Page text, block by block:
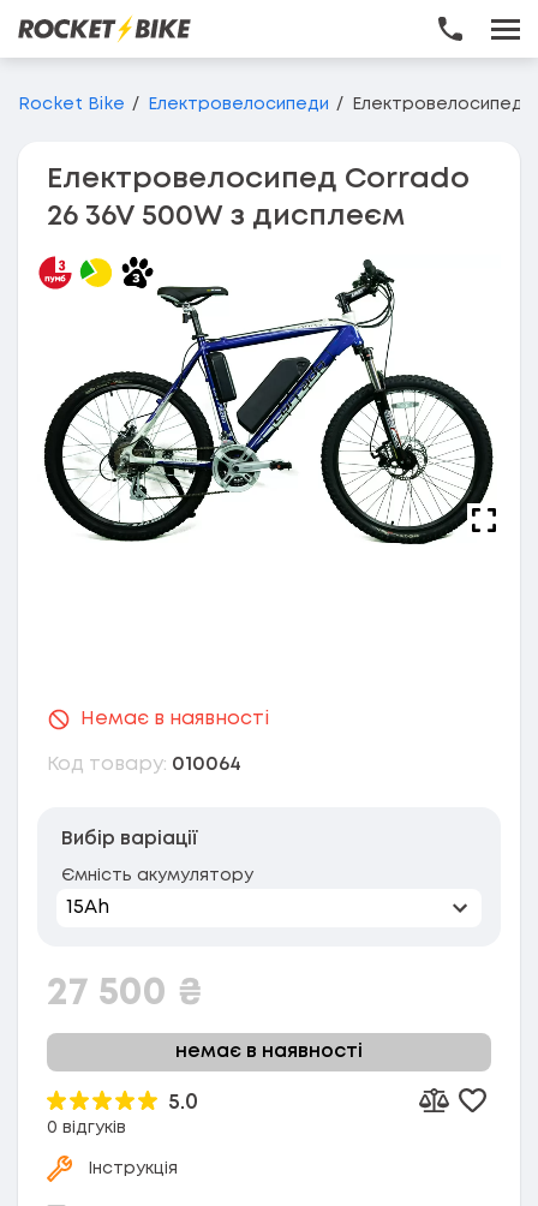
Перейти до основного вмісту
Rocket Bike Електровелосипеди Електровелосипед
Електровелосипед Corrado
26 36V 500W з дисплеєм
Немає в наявності
Код товару: 010064
Вибір варіації
Ємність акумулятору
27 500 ₴
немає в наявності
5.0
0 відгуків
Додати до
Інструкція